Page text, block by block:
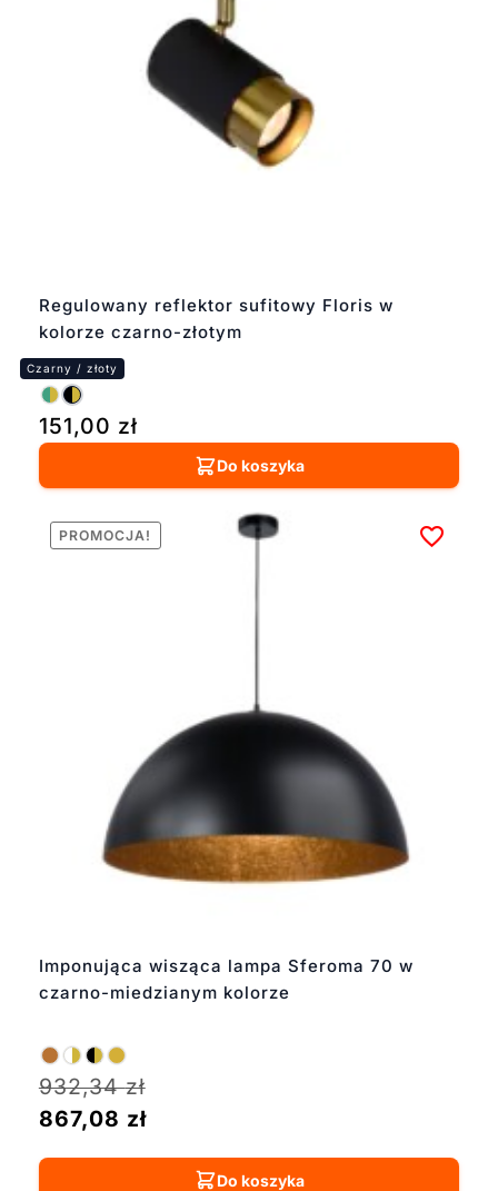
Regulowany reflektor sufitowy Floris w
kolorze czarno-złotym
151,00 zł
Do koszyka
Imponująca wisząca lampa Sferoma 70 w
czarno-miedzianym kolorze
PROMOCJA!
932,34zł
867,08 zł
Do koszyka